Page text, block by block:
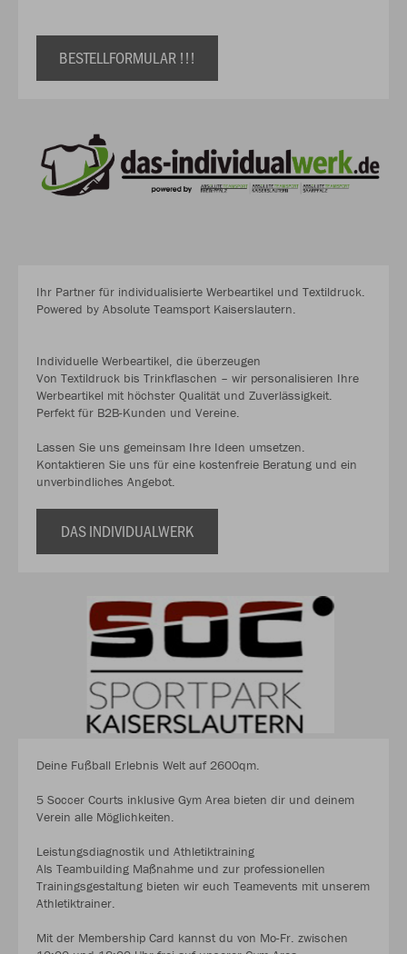
BESTELLFORMULAR !!!
Ihr Partner für individualisierte Werbeartikel und Textildruck.
Powered by Absolute Teamsport Kaiserslautern.
Individuelle Werbeartikel, die überzeugen
Von Textildruck bis Trinkflaschen – wir personalisieren Ihre
Werbeartikel mit höchster Qualität und Zuverlässigkeit.
Perfekt für B2B-Kunden und Vereine.
Lassen Sie uns gemeinsam Ihre Ideen umsetzen.
Kontaktieren Sie uns für eine kostenfreie Beratung und ein
unverbindliches Angebot.
DAS INDIVIDUALWERK
Deine Fußball Erlebnis Welt auf 2600qm.
5 Soccer Courts inklusive Gym Area bieten dir und deinem
Verein alle Möglichkeiten.
Leistungsdiagnostik und Athletiktraining
Als Teambuilding Maßnahme und zur professionellen
Trainingsgestaltung bieten wir euch Teamevents mit unserem
Athletiktrainer.
Mit der Membership Card kannst du von Mo-Fr. zwischen